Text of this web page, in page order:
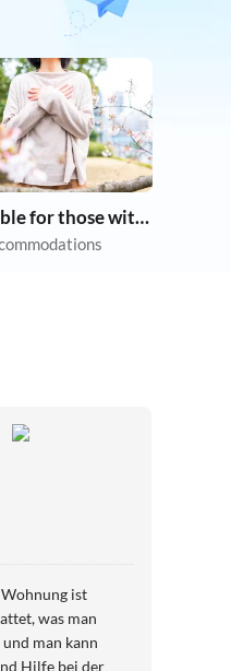
Suitable for those with allergies
ist
was man
man kann
Hilfe bei der